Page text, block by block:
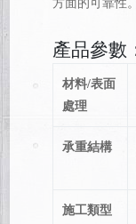
方面的可靠性。
材料/表面
處理
承重結構
施工類型